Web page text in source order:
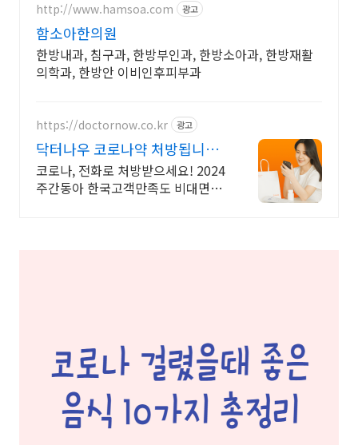
http://www.hamsoa.com 광고
함소아한의원
한방내과, 침구과, 한방부인과, 한방소아과, 한방재활
의학과, 한방안 이비인후피부과
https://doctornow.co.kr 광고
닥터나우 코로나약 처방됩니다
365일 24시간 진료가능
코로나, 전화로 처방받으세요! 2024
주간동아 한국고객만족도 비대면진